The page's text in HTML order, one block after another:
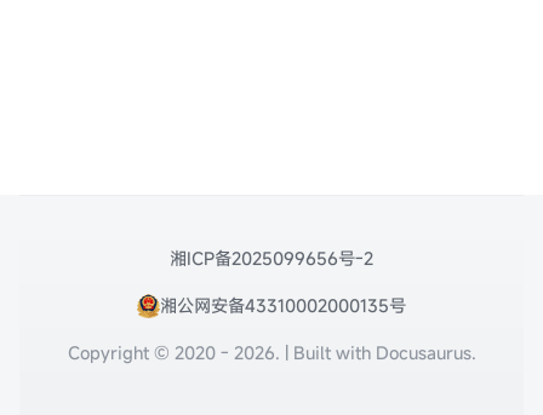
湘ICP备2025099656号-2
湘公网安备43310002000135号
Copyright © 2020 - 2026. | Built with Docusaurus.